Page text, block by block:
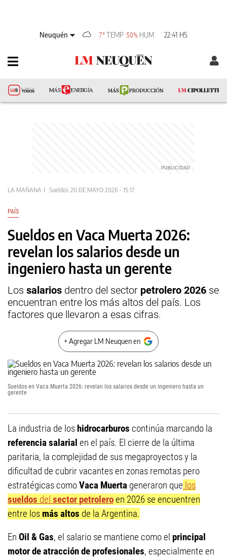
Neuquén 7° TEMP 50% HUM 22:41 HS
LA MAÑANA Sueldos 20 DE MAYO 2026 - 15:17
PAÍS
Sueldos en Vaca Muerta 2026:
revelan los salarios desde un
ingeniero hasta un gerente
Los salarios dentro del sector petrolero 2026 se
encuentran entre los más altos del país. Los
factores que llevaron a esas cifras.
+ Agregar LM Neuquen en
Sueldos en Vaca Muerta 2026: revelan los salarios desde un ingeniero hasta un
gerente
La industria de loshidrocarburos continúa marcando la
referencia salarial en el país. El cierre de la última
paritaria, la complejidad de sus megaproyectos y la
dificultad de cubrir vacantes en zonas remotas pero
estratégicas comoVaca Muerta generaron que los
sueldos del sector petroleroen 2026 se encuentren
entre los más altos de la Argentina.
En Oil & Gas, el salario se mantiene como el principal
motor de atracción de profesionales, especialmente en